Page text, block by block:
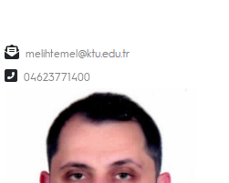
melihtemel
04623771400